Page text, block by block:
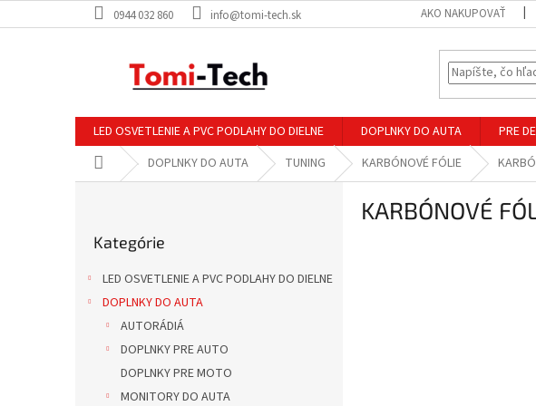
na
0944 032 860 info@tomi-tech.sk AKO NAKUPOVAŤ
LED OSVETLENIE A PVC PODLAHY DO DIELNE DOPLNKY DO AUTA PRE
DomovDOPLNKY DO AUTA TUNING KARBÓNOVÉ FÓLIE
kategórie
Kategórie
LED OSVETLENIE A PVC PODLAHY DO DIELNE
DOPLNKY DO AUTA
AUTORÁDIÁ
DOPLNKY PRE AUTO
DOPLNKY PRE MOTO
MONITORY DO AUTA
KARBÓNOVÉ